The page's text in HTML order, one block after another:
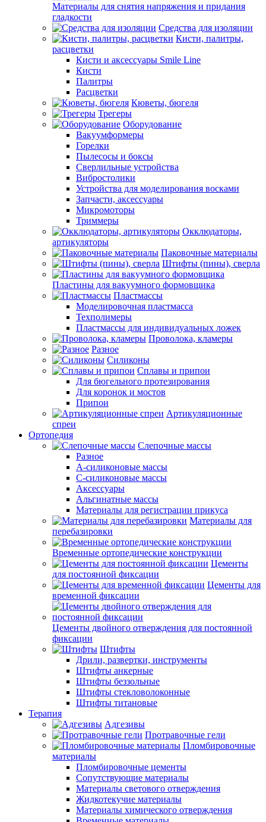
Материалы для снятия напряжения и придания
гладкости
Средства для изоляции
Кисти, палитры,
расцветки
Кисти и аксессуары Smile Line
Кисти
Палитры
Расцветки
Кюветы, бюгеля
Трегеры
Оборудование
Вакуумформеры
Горелки
Пылесосы и боксы
Сверлильные устройства
Вибростолики
Устройства для моделирования восками
Запчасти, аксессуары
Микромоторы
Триммеры
Окклюдаторы,
артикуляторы
Паковочные материалы
Штифты (пины), сверла
Пластины для вакуумного формовщика
Пластмассы
Моделировочная пластмасса
Техполимеры
Пластмассы для индивидуальных ложек
Проволока, кламеры
Разное
Силиконы
Сплавы и припои
Для бюгельного протезирования
Для коронок и мостов
Припои
Артикуляционные
спреи
Ортопедия
Слепочные массы
Разное
А-силиконовые массы
С-силиконовые массы
Аксессуары
Альгинатные массы
Материалы для регистрации прикуса
Материалы для
перебазировки
Временные ортопедические конструкции
Цементы
для постоянной фиксации
Цементы для
временной фиксации
Цементы двойного отверждения для постоянной
фиксации
Штифты
Дрили, развертки, инструменты
Штифты анкерные
Штифты беззольные
Штифты стекловолоконные
Штифты титановые
Терапия
Адгезивы
Протравочные гели
Пломбировочные
материалы
Пломбировочные цементы
Сопутствующие материалы
Материалы светового отверждения
Жидкотекучие материалы
Материалы химического отверждения